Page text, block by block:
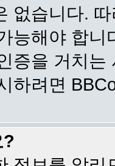
없습니다.
능해야 합
증을 거치
하려면
?